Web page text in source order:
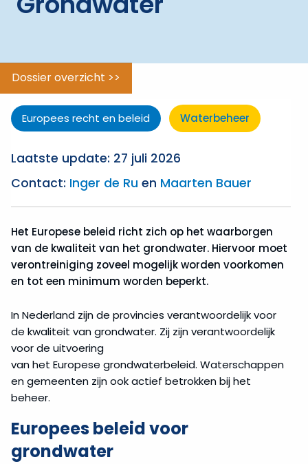
Natuur
menu
Waterbeheer
menu
Dossier overzicht >>
Europees recht en beleid Waterbeheer
Laatste update: 27 juli 2026
Contact: Inger de Ru en Maarten Bauer
Het Europese beleid richt zich op het waarborgen
van de kwaliteit van het grondwater. Hiervoor moet
verontreiniging zoveel mogelijk worden voorkomen
en tot een minimum worden beperkt.
In Nederland zijn de provincies verantwoordelijk voor
de kwaliteit van grondwater. Zij zijn verantwoordelijk
voor de uitvoering
van het Europese grondwaterbeleid. Waterschappen
en gemeenten zijn ook actief betrokken bij het
beheer.
Europees beleid voor
grondwater